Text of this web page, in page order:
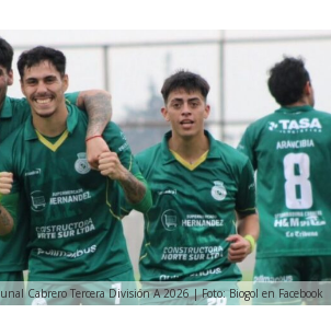
Cabrero Tercera División A 2026 | Foto: Biogol en Facebook